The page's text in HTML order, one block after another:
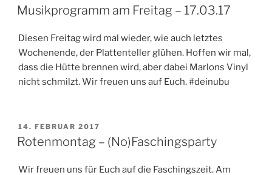
AM
Musikprogramm am Freitag – 17.03.17
Diesen Freitag wird mal wieder, wie auch letztes
Wochenende, der Plattenteller glühen. Hoffen wir mal,
dass die Hütte brennen wird, aber dabei Marlons Vinyl
nicht schmilzt. Wir freuen uns auf Euch. #deinubu
VERÖFFENTLICHT
AM
14. FEBRUAR 2017
Rotenmontag – (No)Faschingsparty
Wir freuen uns für Euch auf die Faschingszeit. Am